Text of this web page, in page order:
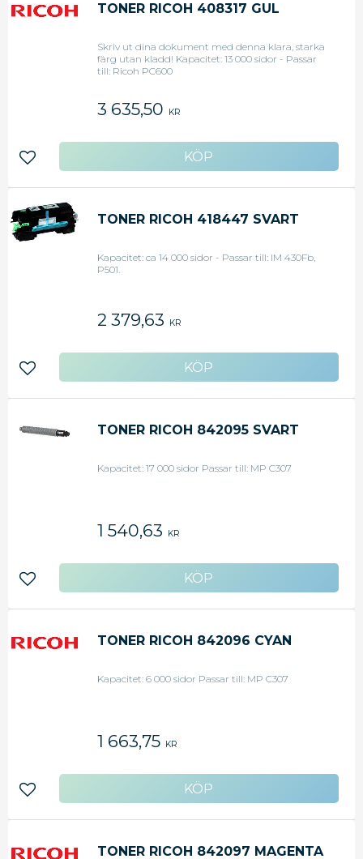
TONER RICOH 408317 GUL
Skriv ut dina dokument med denna klara, starka
färg utan kladd! Kapacitet: 13 000 sidor - Passar
till: Ricoh PC600
3 635,50 KR
Lägg till i favoriter
TONER RICOH 418447 SVART
Kapacitet: ca 14 000 sidor - Passar till: IM 430Fb,
P501.
2 379,63 KR
Lägg till i favoriter
TONER RICOH 842095 SVART
Kapacitet: 17 000 sidor Passar till: MP C307
1 540,63 KR
Lägg till i favoriter
TONER RICOH 842096 CYAN
Kapacitet: 6 000 sidor Passar till: MP C307
1 663,75 KR
Lägg till i favoriter
TONER RICOH 842097 MAGENTA